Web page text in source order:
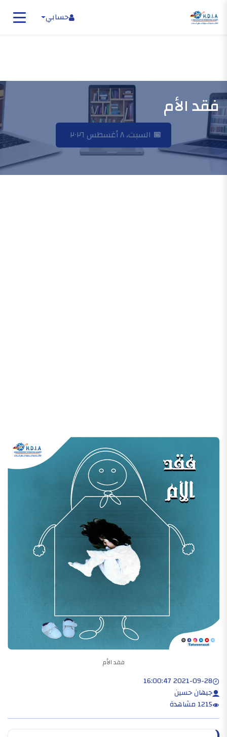
حسابي
فقد الأم
📅 السبت، ٨ أغسطس ٢٠٢٦ الرئيسية فقد الأم
فقد الأم
2021-09-28 16:00:47
جيهان حسين
1215 مشاهدة